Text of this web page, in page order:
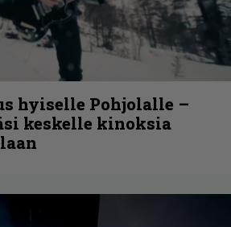
hyiselle Pohjolalle –
keskelle kinoksia